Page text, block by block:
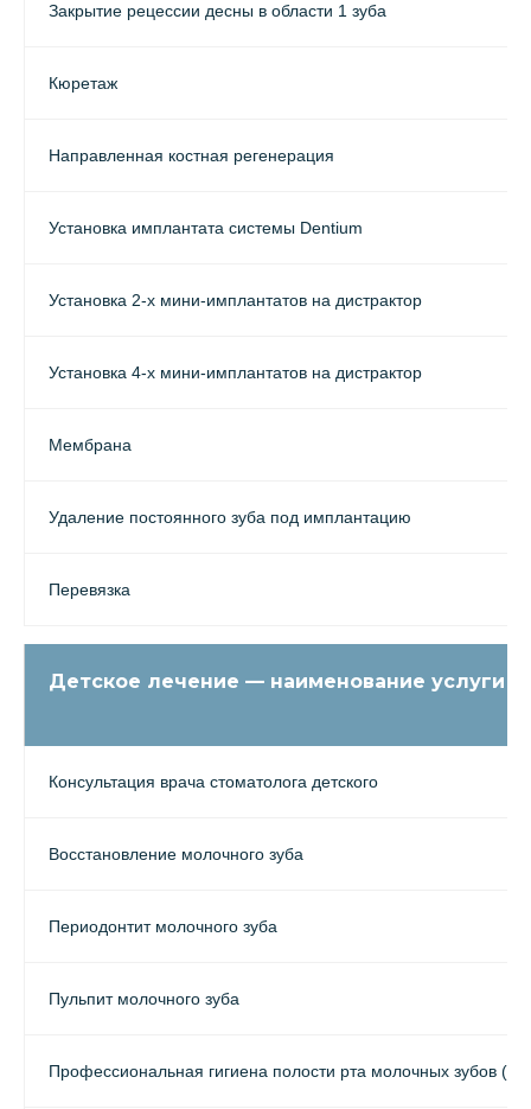
Закрытие рецессии десны в области 1 зуба
Кюретаж
Направленная костная регенерация
Установка имплантата системы Dentium
Установка 2-х мини-имплантатов на дистрактор
Установка 4-х мини-имплантатов на дистрактор
Мембрана
Удаление постоянного зуба под имплантацию
Перевязка
Детское лечение — наименование услуги
Консультация врача стоматолога детского
Восстановление молочного зуба
Периодонтит молочного зуба
Пульпит молочного зуба
Профессиональная гигиена полости рта молочных зубов (до